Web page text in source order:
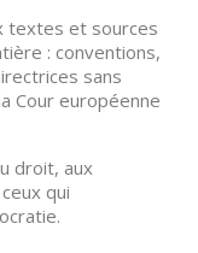
textes et sources
: conventions,
sans
Cour européenne
droit, aux
qui